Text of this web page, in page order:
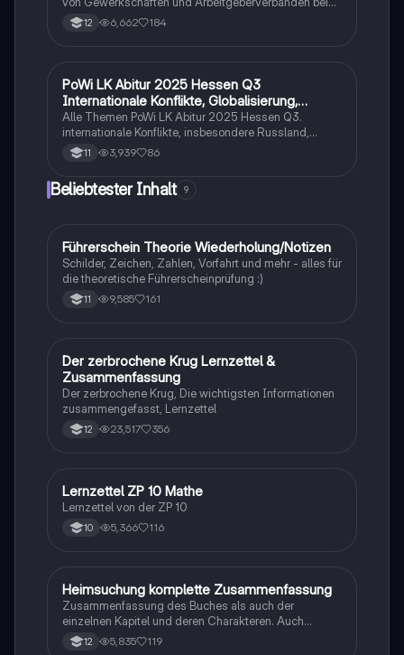
Tarifverhandlungen sowie die Auswirkungen auf den
Arbeitsmarkt. Wichtige Themen sind Tarifautonomie,
Arbeitgeberverbänden. Ideal für das PoWi-Abitur zur
Vertiefung der Kenntnisse in Arbeitsmarkt- und
Tarifpolitik.
12 6,662 184
Wirtschaft und Recht
PoWi LK Abitur 2025 Hessen Q3
Internationale Konflikte, Globalisierung,
Weltumweltpolitik
Alle Themen PoWi LK Abitur 2025 Hessen Q3.
internationale Konflikte, insbesondere Russland,
Ukraine, Konflikt und Deutsche Außen- und
Sicherheitspolitik. Globalisierung Vor- und Nachteile.
11 3,939 86
Beliebtester Inhalt 9
Lerntipps
Führerschein Theorie Wiederholung/Notizen
Schilder, Zeichen, Zahlen, Vorfahrt und mehr - alles für
die theoretische Führerscheinprüfung :)
11 9,585 161
Deutsch
Der zerbrochene Krug Lernzettel &
Zusammenfassung
Der zerbrochene Krug, Die wichtigsten Informationen
zusammengefasst, Lernzettel
12 23,517 356
Mathe
Lernzettel ZP 10 Mathe
Lernzettel von der ZP 10
10 5,366 116
Deutsch
Heimsuchung komplette Zusammenfassung
Zusammenfassung des Buches als auch der
einzelnen Kapitel und deren Charakteren. Auch
tabellarisch. Im Unterricht ohne KI erstellt
12 5,835 119